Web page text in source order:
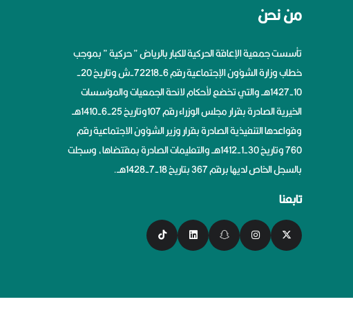
من نحن
تأسست جمعية الإعاقة الحركية للكبار بالرياض ” حركية ” بموجب
خطاب وزارة الشؤون الإجتماعية رقم 6-72218-ش وتاريخ 20-
10-1427هــ والتي تخضع لأحكام لائحة الجمعيات والمؤسسات
الخيرية الصادرة بقرار مجلس الوزراء رقم 107وتاريخ 25-6-1410هــ
وقواعدها التنفيذية الصادرة بقرار وزير الشؤون الاجتماعية رقم
760 وتاريخ 30-1-1412هــ والتعليمات الصادرة بمقتضاها، وسجلت
بالسجل الخاص لديها برقم 367 بتاريخ 18-7-1428هــ.
تابعنا